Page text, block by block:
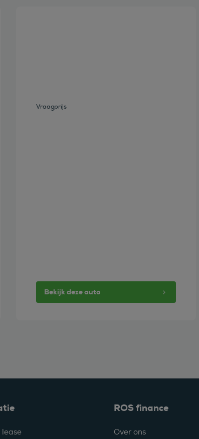
Vraagprijs
Bekijk deze auto
lease
ROS finance
Over ons